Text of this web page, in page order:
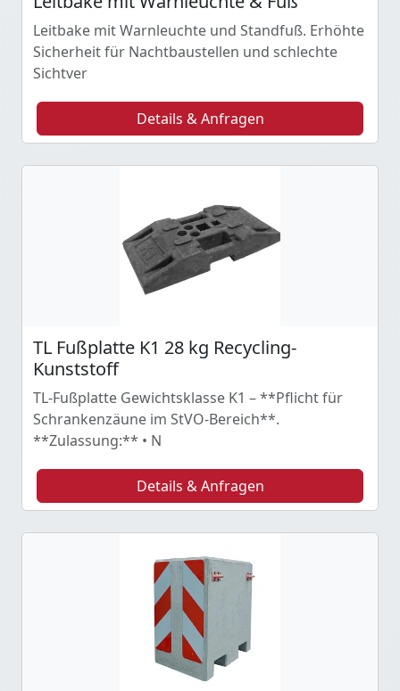
Leitbake mit Warnleuchte und Standfuß. Erhöhte
Sicherheit für Nachtbaustellen und schlechte
Sichtver
Details & Anfragen
TL Fußplatte K1 28 kg Recycling-
Kunststoff
TL-Fußplatte Gewichtsklasse K1 – **Pflicht für
Schrankenzäune im StVO-Bereich**.
**Zulassung:** • N
Details & Anfragen